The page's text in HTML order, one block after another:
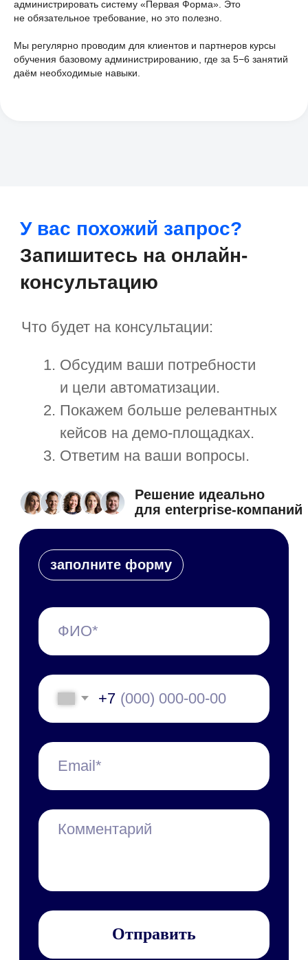
администрировать систему «Первая Форма». Это
не обязательное требование, но это полезно.
Мы регулярно проводим для клиентов и партнеров курсы
обучения базовому администрированию, где за 5−6 занятий
даём необходимые навыки.
Кейсы внедрения
«Первой Формы»
С чего начать
Скачать приложение
Справочные материалы
Руководство администратора
Руководство по
техобслуживанию
Мобильное приложение
Персональные данные
Все руководства
Обновления платформы
Технические требования
Пилотный проект
Набор инструментов
Мобильное приложение
База знаний
Корпоративные коммуникации
Проектное управление
HR-система (HRM/HCM)
Бизнес-процессы (BPM)
Управление клиентами (CRM)
Документооборот (СЭД/ЕСМ)
Корпоративный портал
Диск
SRM-система
AI-агент
Электронная подпись